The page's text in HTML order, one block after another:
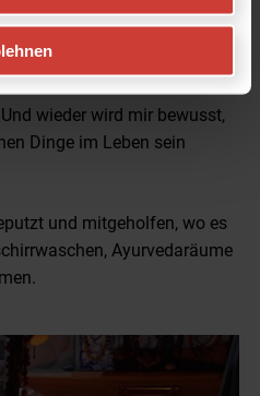
nicht in den Wald, aber
höre ich bis hierher.
wieder wird mir bewusst,
Dinge im Leben sein
und mitgeholfen, wo es
Ayurvedaräume